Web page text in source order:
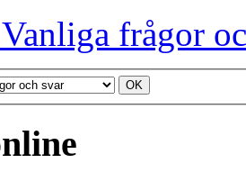
frågor